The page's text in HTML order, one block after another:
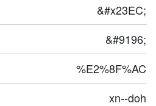
&#x23EC;
&#9196;
%E2%8F%AC
xn--doh